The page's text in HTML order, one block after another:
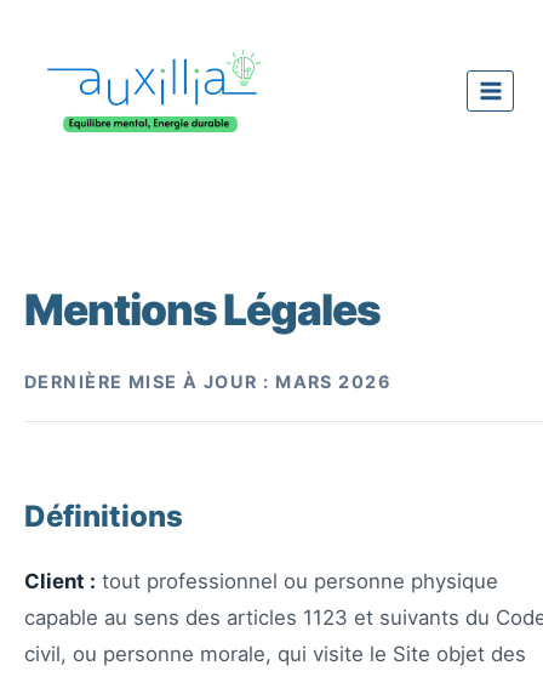
Mentions Légales
DERNIÈRE MISE À JOUR : MARS 2026
Définitions
Client : tout professionnel ou personne physique
capable au sens des articles 1123 et suivants du
civil, ou personne morale, qui visite le Site objet des